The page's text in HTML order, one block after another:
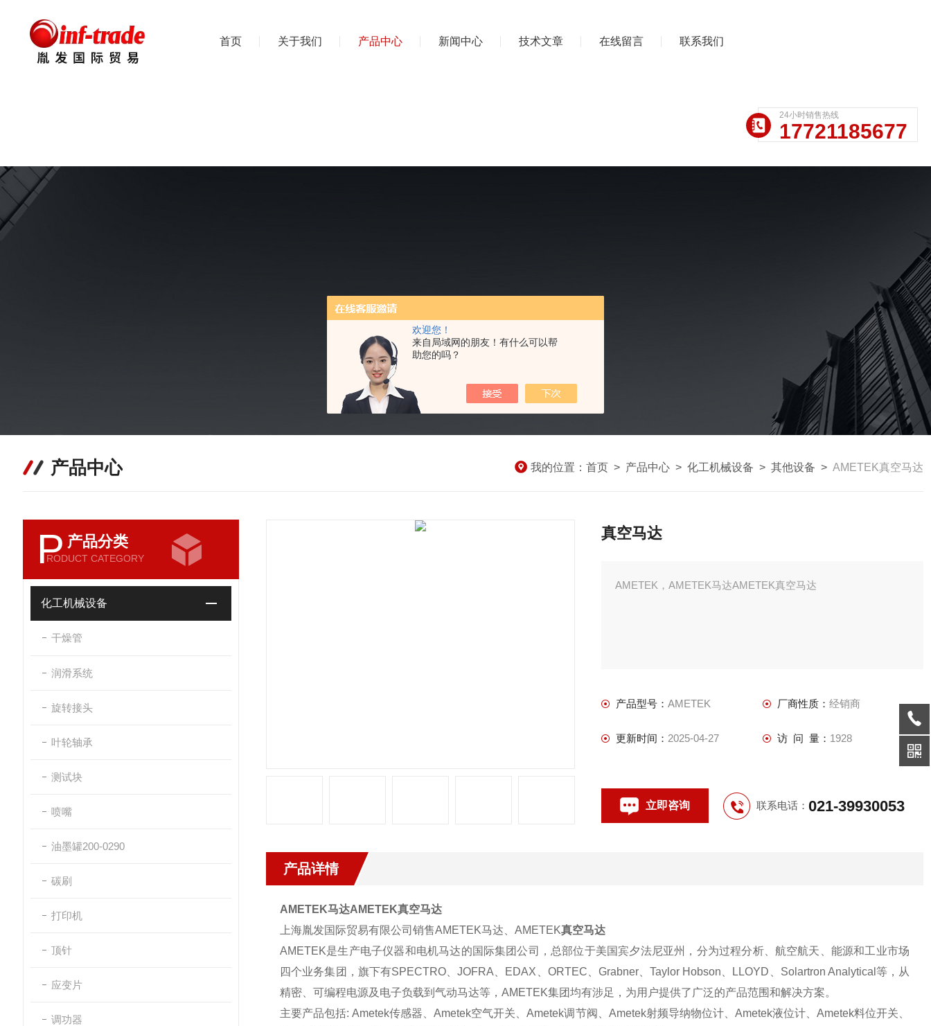
欢迎您！
来自局域网的朋友！有什么可以帮
助您的吗？
首页 关于我们 产品中心 新闻中心 技术文章 在线留言 联系我们
24小时销售热线
17721185677
产品中心 我的位置： 首页 > 产品中心 > 化工机械设备 > 其他设备 > AMETEK真空马达
P 产品分类
RODUCT CATEGORY
化工机械设备
干燥管
润滑系统
旋转接头
叶轮轴承
测试块
喷嘴
油墨罐200-0290
碳刷
打印机
顶针
应变片
调功器
真空马达
AMETEK，AMETEK马达AMETEK真空马达
产品型号： AMETEK 厂商性质： 经销商
更新时间： 2025-04-27 访 问 量： 1928
立即咨询 联系电话： 021-39930053
产品详情
AMETEK马达AMETEK真空马达
上海胤发国际贸易有限公司销售AMETEK马达、 AMETEK真空马达
AMETEK是生产电子仪器和电机马达的国际集团公司，总部位于美国宾夕法尼亚州，分为过程分析、航空航天、能源和工业市场
四个业务集团，旗下有SPECTRO 、JOFRA EDAX ORTEC Grabner、Taylor Hobson LLOYD Solartron Analytical 等 ，从
精密、可编程电源及电子负载到气动马达等， AMETEK集团均有涉足，为用户提供了广泛的产品范围和解决方案。
主要产品包括: Ametek传感器、Ametek空气开关、Ametek调节阀、 Ametek射频导纳物位计、 Ametek液位计、 Ametek料位开关、